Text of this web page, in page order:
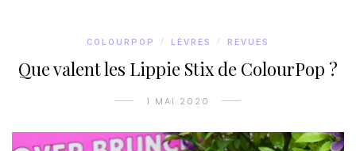
COLOURPOP / LÈVRES / REVUES
Que valent les Lippie Stix de ColourPop ?
1 MAI 2020